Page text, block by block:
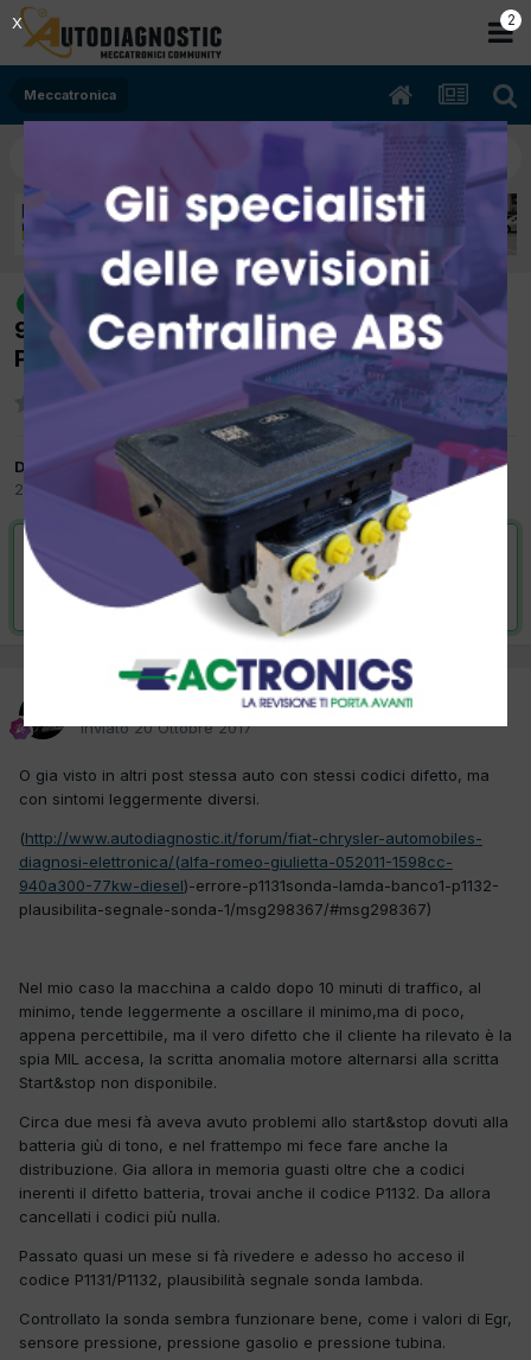
Meccatronica
risolto
[Alfa Giulietta 06/2011 1598cc
940A3000 77Kw Diesel] Codici P1131/P1132
Plausibilità segnale sonda lambda
Da piancastelli
20 Ottobre 2017
inMeccatronica
VAI ALLA SOLUZIONE
Risolta da piancastelli, 5 Ottobre 2018
Inviato20 Ottobre 2017
O gia visto in altri post stessa auto con stessi codici difetto, ma
con sintomi leggermente diversi.
(http://www.autodiagnostic.it/forum/fiat-chrysler-automobiles-
diagnosi-elettronica/(alfa-romeo-giulietta-052011-1598cc-
940a300-77kw-diesel)-errore-p1131sonda-lamda-banco1-p1132-
plausibilita-segnale-sonda-1/msg298367/#msg298367)
Nel mio caso la macchina a caldo dopo 10 minuti di traffico, al
minimo, tende leggermente a oscillare il minimo,ma di poco,
appena percettibile, ma il vero difetto che il cliente ha rilevato è la
spia MIL accesa, la scritta anomalia motore alternarsi alla scritta
Start&stop non disponibile.
Circa due mesi fà aveva avuto problemi allo start&stop dovuti alla
batteria giù di tono, e nel frattempo mi fece fare anche la
distribuzione. Gia allora in memoria guasti oltre che a codici
inerenti il difetto batteria, trovai anche il codice P1132. Da allora
cancellati i codici più nulla.
Passato quasi un mese si fà rivedere e adesso ho acceso il
codice P1131/P1132, plausibilità segnale sonda lambda.
Controllato la sonda sembra funzionare bene, come i valori di Egr,
sensore pressione, pressione gasolio e pressione tubina.
1
X